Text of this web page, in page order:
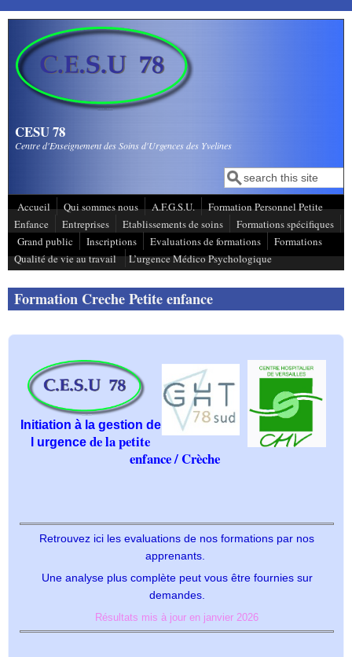
Aller au contenu principal
CESU 78
Centre d'Enseignement des Soins d'Urgences des Yvelines
Formulaire de
recherche
Recherche
Accueil Qui sommes nous A.F.G.S.U.
Formation Personnel Petite
Enfance
Entreprises Etablissements de soins
Formations spécifiques
Grand public
Inscriptions Evaluations de formations
Formations
Qualité de vie au travail
L’urgence Médico Psychologique
Formation Creche Petite enfance
Initiation à la gestion de
l urgence de la petite
enfance / Crèche
Retrouvez ici les evaluations de nos formations par nos
apprenants.
Une analyse plus complète peut vous être fournies sur
demandes.
Résultats mis à jour en janvier 2026